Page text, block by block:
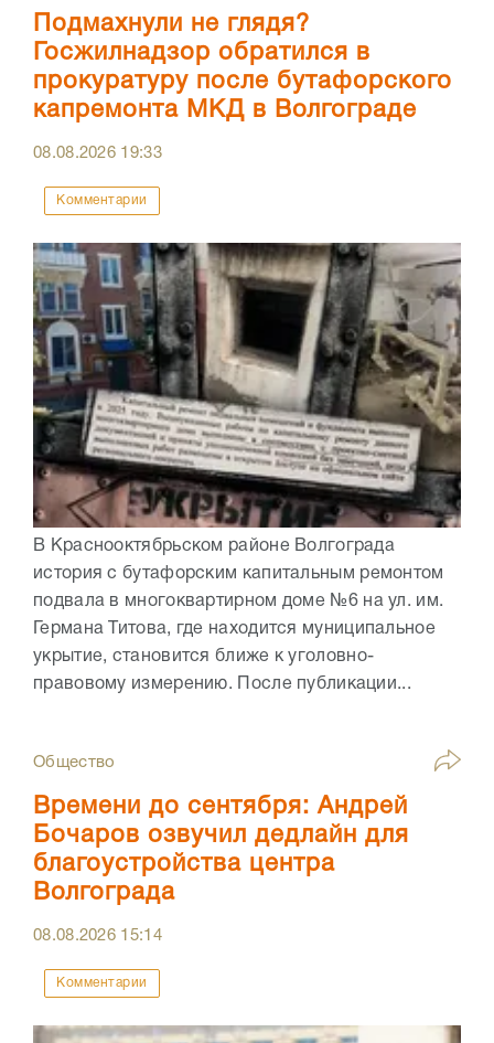
Подмахнули не глядя?
Госжилнадзор обратился в
прокуратуру после бутафорского
капремонта МКД в Волгограде
08.08.2026 19:33
Комментарии
В Краснооктябрьском районе Волгограда
история с бутафорским капитальным ремонтом
подвала в многоквартирном доме №6 на ул. им.
Германа Титова, где находится муниципальное
укрытие, становится ближе к уголовно-
правовому измерению. После публикации...
Общество
Времени до сентября: Андрей
Бочаров озвучил дедлайн для
благоустройства центра
Волгограда
08.08.2026 15:14
Комментарии